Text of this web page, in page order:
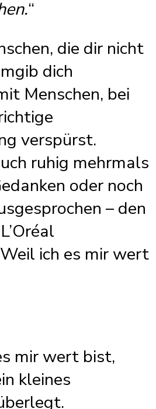
“
die dir nicht
dich
Menschen, bei
verspürst.
ruhig mehrmals
oder noch
– den
ich es mir wert
mir wert bist,
kleines